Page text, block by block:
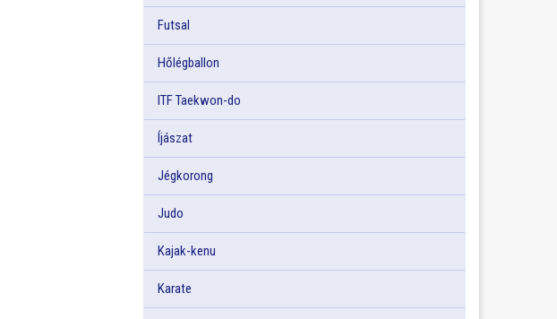
Futsal
Hőlégballon
ITF Taekwon-do
Íjászat
Jégkorong
Judo
Kajak-kenu
Karate